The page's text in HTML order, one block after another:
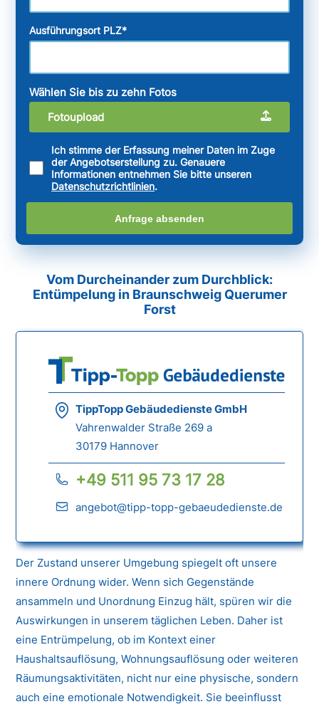
Ausführungsort PLZ*
Wählen Sie bis zu zehn Fotos
Fotoupload
Ich stimme der Erfassung meiner Daten im Zuge
der Angebotserstellung zu. Genauere
Informationen entnehmen Sie bitte unseren
Datenschutzrichtlinien.
Anfrage absenden
Vom Durcheinander zum Durchblick:
Entümpelung in Braunschweig Querumer
Forst
TippTopp Gebäudedienste GmbH
Vahrenwalder Straße 269 a
30179 Hannover
+49 511 95 73 17 28
angebot@tipp-topp-gebaeudedienste.de
Der Zustand unserer Umgebung spiegelt oft unsere
innere Ordnung wider. Wenn sich Gegenstände
ansammeln und Unordnung Einzug hält, spüren wir die
Auswirkungen in unserem täglichen Leben. Daher ist
eine Entrümpelung, ob im Kontext einer
Haushaltsauflösung, Wohnungsauflösung oder weiteren
Räumungsaktivitäten, nicht nur eine physische, sondern
auch eine emotionale Notwendigkeit. Sie beeinflusst